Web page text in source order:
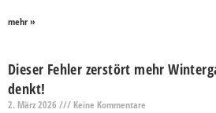
mehr »
Dieser Fehler zerstört mehr
denkt!
2. März 2026 Keine Kommentare